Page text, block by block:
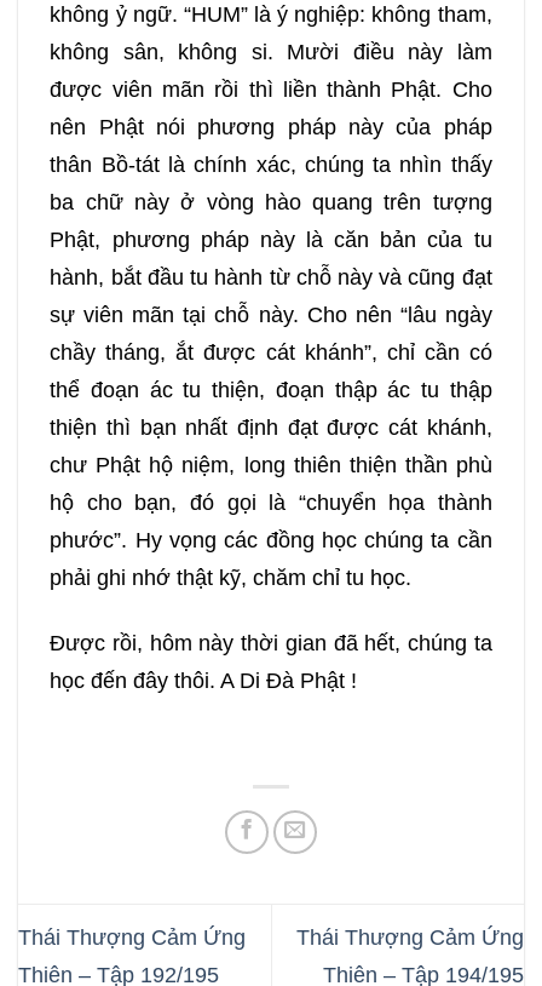
không ỷ ngữ. “HUM” là ý nghiệp: không tham,
không sân, không si. Mười điều này làm
được viên mãn rồi thì liền thành Phật. Cho
nên Phật nói phương pháp này của pháp
thân Bồ-tát là chính xác, chúng ta nhìn thấy
ba chữ này ở vòng hào quang trên tượng
Phật, phương pháp này là căn bản của tu
hành, bắt đầu tu hành từ chỗ này và cũng đạt
sự viên mãn tại chỗ này. Cho nên “lâu ngày
chầy tháng, ắt được cát khánh”, chỉ cần có
thể đoạn ác tu thiện, đoạn thập ác tu thập
thiện thì bạn nhất định đạt được cát khánh,
chư Phật hộ niệm, long thiên thiện thần phù
hộ cho bạn, đó gọi là “chuyển họa thành
phước”. Hy vọng các đồng học chúng ta cần
phải ghi nhớ thật kỹ, chăm chỉ tu học.
Được rồi, hôm này thời gian đã hết, chúng ta
học đến đây thôi. A Di Đà Phật !
Thái Thượng Cảm Ứng
Thiên – Tập 192/195
Thái Thượng Cảm Ứng
Thiên – Tập 194/195